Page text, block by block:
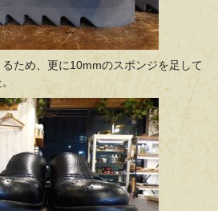
ため、更に10mmのスポンジを足して